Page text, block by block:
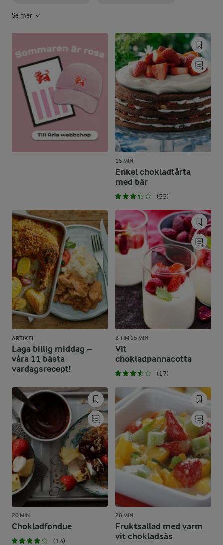
Se mer
15 MIN
Enkel chokladtårta
med bär
(55)
ARTIKEL
Laga billig middag –
våra 11 bästa
vardagsrecept!
2 TIM 15 MIN
Vit
chokladpannacotta
(17)
20 MIN
Chokladfondue
(13)
20 MIN
Fruktsallad med varm
vit chokladsås